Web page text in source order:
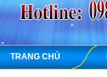
TRANG CHỦ